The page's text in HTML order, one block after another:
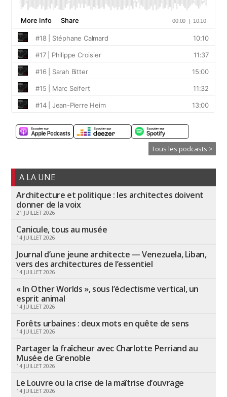
Tous les podcasts >
A LA UNE
Architecture et politique : les architectes doivent
donner de la voix
21 JUILLET 2026
Canicule, tous au musée
14 JUILLET 2026
Journal d’une jeune architecte — Venezuela, Liban,
vers des architectures de l’essentiel
14 JUILLET 2026
« In Other Worlds », sous l’éclectisme vertical, un
esprit animal
14 JUILLET 2026
Forêts urbaines : deux mots en quête de sens
14 JUILLET 2026
Partager la fraîcheur avec Charlotte Perriand au
Musée de Grenoble
14 JUILLET 2026
Le Louvre ou la crise de la maîtrise d’ouvrage
14 JUILLET 2026